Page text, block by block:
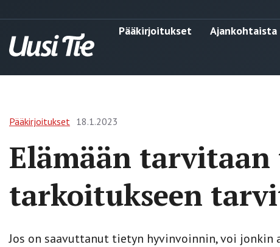
Pääkirjoitukset Ajankohtaista
Pääkirjoitukset 18.1.2023
Elämään
tarkoitukseen
Jos on saavuttanut tietyn hyvinvoinnin, voi jonkin